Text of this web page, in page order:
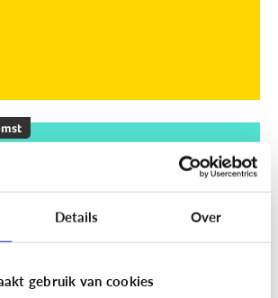
Details Over
gebruik van cookies
devices?